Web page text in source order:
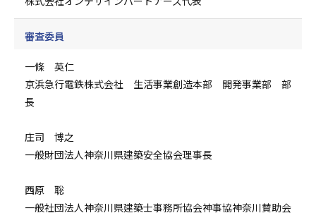
審査委員
一條 英仁
京浜急行電鉄株式会社 生活事業創造本部 開発事業部 部
長
庄司 博之
一般財団法人神奈川県建築安全協会理事長
西原 聡
一般社団法人神奈川県建築士事務所協会神事協神奈川賛助会